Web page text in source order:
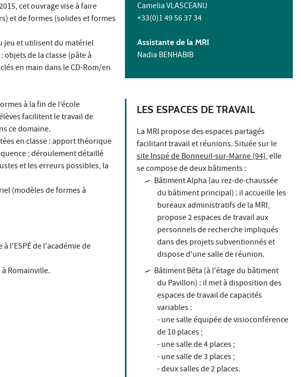
cet ouvrage vise à faire
et de formes (solides et formes
jeu et utilisent du matériel
de la classe (pâte à
en main dans le CD-Rom/en
à la fin de l’école
facilitent le travail de
ce domaine.
en classe : apport théorique
; déroulement détaillé
et les erreurs possibles, la
(modèles de formes à
l'ESPÉ de l'académie de
Romainville.
Camelia VLASCEANU
+33(0)1 49 56 37 34
Assistante de la MRI
Nadia BENHABIB
LES ESPACES DE TRAVAIL
La MRI propose des espaces partagés
facilitant travail et réunions. Située sur le
site Inspé de Bonneuil-sur-Marne (94), elle
se compose de deux bâtiments :
Bâtiment Alpha (au rez-de-chaussée
du bâtiment principal) : il accueille les
bureaux administratifs de la MRI,
propose 2 espaces de travail aux
personnels de recherche impliqués
dans des projets subventionnés et
dispose d'une salle de réunion.
Bâtiment Bêta (à l'étage du bâtiment
du Pavillon) : il met à disposition des
espaces de travail de capacités
variables :
- une salle équipée de visioconférence
de 10 places ;
- une salle de 4 places ;
- une salle de 3 places ;
- deux salles de 2 places.